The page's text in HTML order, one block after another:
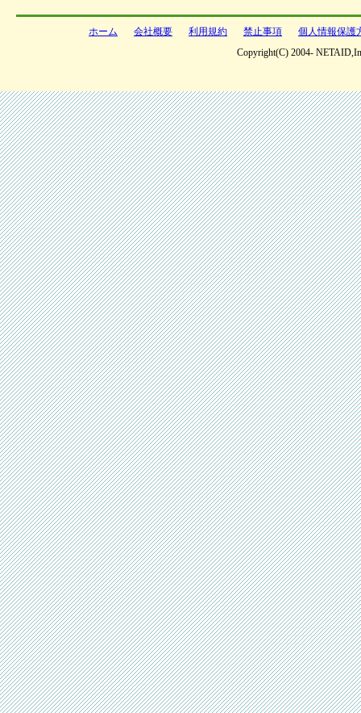
ホーム 会社概要 利用規約 禁止事項
個人情報保護
Copyright(C) 2004-